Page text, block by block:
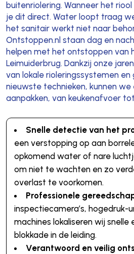
buitenriolering. Wanneer het
je dit direct. Water loopt traag
het sanitair werkt niet naar
Ontstoppen.nl staan dag en
helpen met het ontstoppen van
Leimuiderbrug. Dankzij onze
van lokale rioleringssystemen en
nieuwste technieken, kunnen
aanpakken, van keukenafvoer
Snelle detectie van het
een verstopping op aan
opkomend water of nare
om niet te wachten en zo
overlast te voorkomen.
Professionele
inspectiecamera’s, hogedruk-
machines lokaliseren wij
blokkade in de leiding.
Verantwoord en veilig